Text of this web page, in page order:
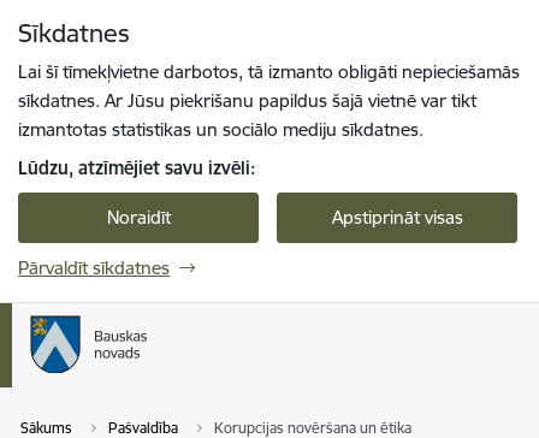
Sīkdatnes
Lai šī tīmekļvietne darbotos, tā izmanto obligāti nepieciešamās
sīkdatnes. Ar Jūsu piekrišanu papildus šajā vietnē var tikt
izmantotas statistikas un sociālo mediju sīkdatnes.
Lūdzu, atzīmējiet savu izvēli:
Noraidīt Apstiprināt visas
Pārvaldīt sīkdatnes
Sākums Pašvaldība Korupcijas novēršana un ētika